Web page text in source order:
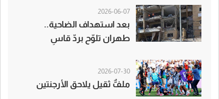
2026-06-07
بعد استهداف الضاحية..
طهران تلوّح بردّ قاسٍ
2026-07-30
ملفٌّ ثقيل يلاحق الأرجنتين